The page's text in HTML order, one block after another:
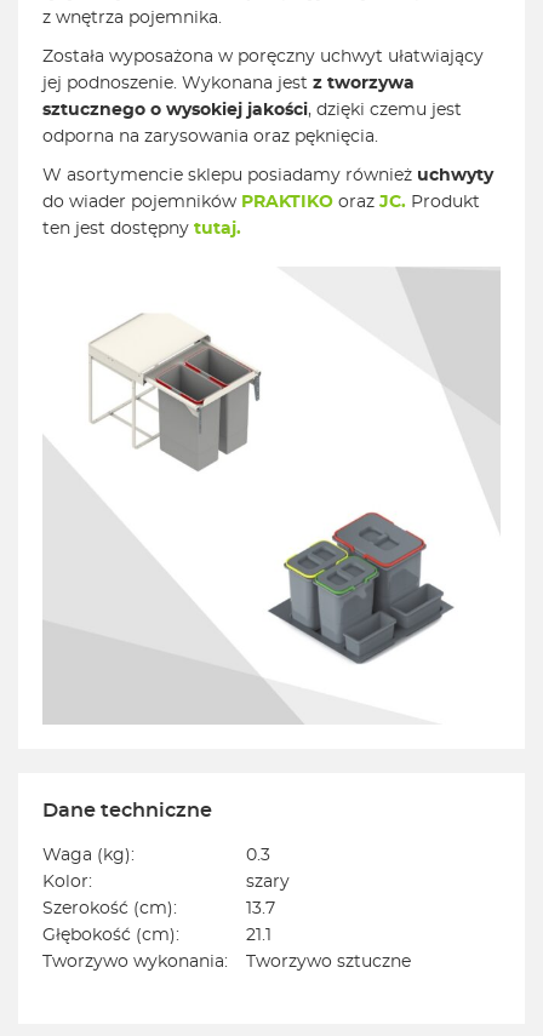
z wnętrza pojemnika.
Została wyposażona w poręczny uchwyt ułatwiający
jej podnoszenie. Wykonana jest z tworzywa
sztucznego o wysokiej jakości, dzięki czemu jest
odporna na zarysowania oraz pęknięcia.
W asortymencie sklepu posiadamy również uchwyty
do wiader pojemników PRAKTIKO oraz JC. Produkt
ten jest dostępny tutaj.
Dane techniczne
Waga (kg):
0.3
Kolor:
szary
Szerokość (cm):
13.7
Głębokość (cm):
21.1
Tworzywo wykonania:
Tworzywo sztuczne